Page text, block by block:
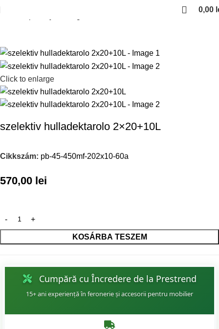
0,00
Click to enlarge
szelektiv hulladektarolo 2×20+10L
Cikkszám: pb-45-450mf-202x10-60a
570,00 lei
KOSÁRBA TESZEM
Cumpără cu Încredere de la Prestrend
15+ ani experiență în feronerie și accesorii pentru mobilier